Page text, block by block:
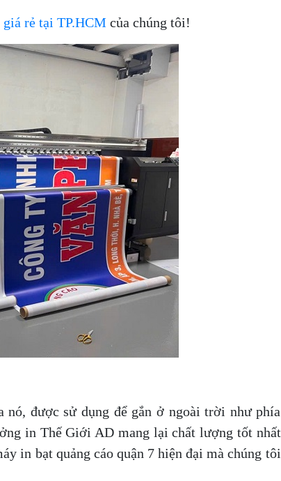
rẻ tại TP.HCM của chúng tôi!
được sử dụng để gắn ở ngoài trời như phía
in Thế Giới AD mang lại chất lượng tốt nhất
in bạt quảng cáo quận 7 hiện đại mà chúng tôi